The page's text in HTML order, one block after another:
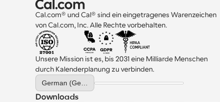
Cal.com® und Cal® sind ein eingetragenes Warenzeichen
von Cal.com, Inc. Alle Rechte vorbehalten.
Unsere Mission ist es, bis 2031 eine Milliarde Menschen
durch Kalenderplanung zu verbinden.
Select Language
Downloads